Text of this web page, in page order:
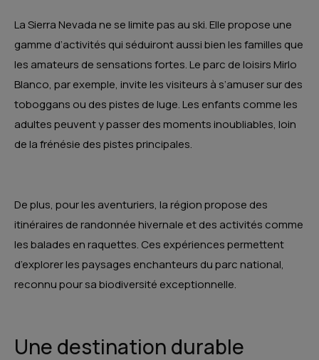
La Sierra Nevada ne se limite pas au ski. Elle propose une
gamme d’activités qui séduiront aussi bien les familles que
les amateurs de sensations fortes. Le parc de loisirs Mirlo
Blanco, par exemple, invite les visiteurs à s’amuser sur des
toboggans ou des pistes de luge. Les enfants comme les
adultes peuvent y passer des moments inoubliables, loin
de la frénésie des pistes principales.
De plus, pour les aventuriers, la région propose des
itinéraires de randonnée hivernale et des activités comme
les balades en raquettes. Ces expériences permettent
d’explorer les paysages enchanteurs du parc national,
reconnu pour sa biodiversité exceptionnelle.
Une destination durable